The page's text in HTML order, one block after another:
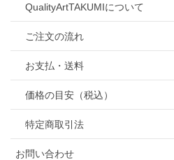
QualityArtTAKUMIについて
ご注文の流れ
お支払・送料
価格の目安（税込）
特定商取引法
お問い合わせ